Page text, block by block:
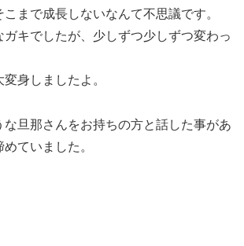
まで成長しないなんて不思議です。
キでしたが、少しずつ少しずつ変わっ
身しましたよ。
な旦那さんをお持ちの方と話した事があ
ていました。